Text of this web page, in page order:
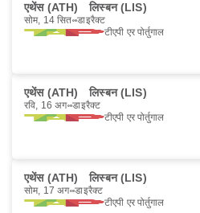
एथेंस (ATH) लिस्बन (LIS)
सोम, 14 सित॰ डाइरैक्ट
टीएपी एर पोर्तुगाल
एथेंस (ATH) लिस्बन (LIS)
रवि, 16 अग॰ डाइरैक्ट
टीएपी एर पोर्तुगाल
एथेंस (ATH) लिस्बन (LIS)
सोम, 17 अग॰ डाइरैक्ट
टीएपी एर पोर्तुगाल